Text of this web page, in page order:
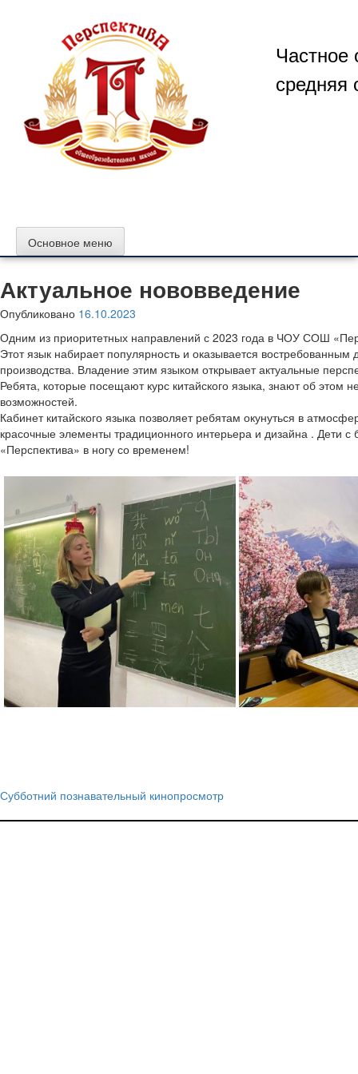
содержимому
Частное
средняя
Основное меню
Актуальное нововведение
Опубликовано 16.10.2023
Одним из приоритетных направлений с 2023 года в ЧОУ СОШ
Этот язык набирает популярность и оказывается
производства. Владение этим языком открывает актуальные
Ребята, которые посещают курс китайского языка, знают об
возможностей.
Кабинет китайского языка позволяет ребятам окунуться в
красочные элементы традиционного интерьера и дизайна . Дети
«Перспектива» в ногу со временем!
Субботний познавательный кинопросмотр